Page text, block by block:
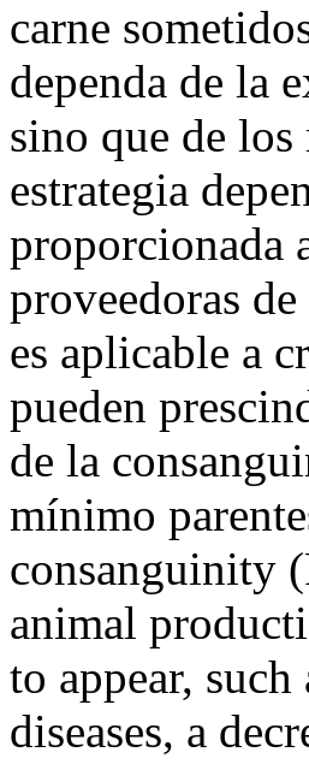
carne
dependa de la
sino que de
estrategia
proporcionada
proveedoras
es aplicable a
pueden
de la
mínimo
consanguinity
animal
to appear, such
diseases, a